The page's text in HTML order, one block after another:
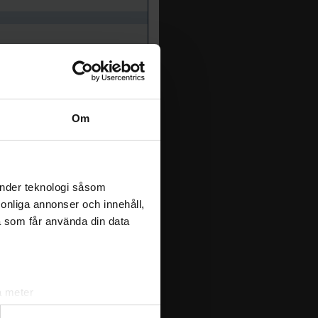
Om
teknologi såsom
annonser och innehåll,
får använda din data
meter
Blue